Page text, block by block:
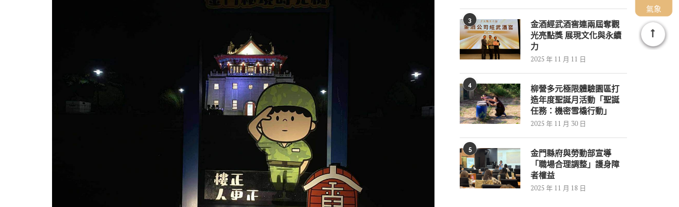
3
金酒經武酒窖連兩屆奪觀
光亮點獎 展現文化與永續
力
2025 年 11 月 11 日
4
柳營多元極限體驗園區打
造年度聖誕月活動「聖誕
任務：機密雪橇行動」
2025 年 11 月 30 日
5
金門縣府與勞動部宣導
「職場合理調整」護身障
者權益
2025 年 11 月 18 日
氣象